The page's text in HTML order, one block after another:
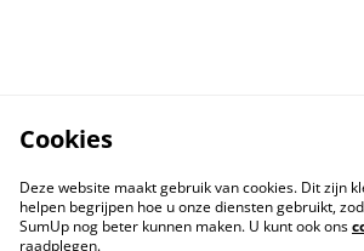
Cookies
Deze website maakt gebruik van cookies. Dit zijn
helpen begrijpen hoe u onze diensten gebruikt,
SumUp nog beter kunnen maken. U kunt ook ons
raadplegen.